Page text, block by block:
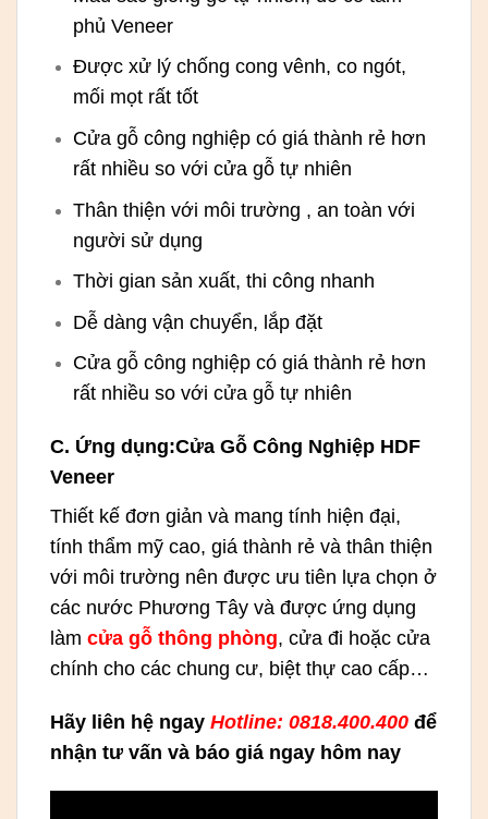
phủ Veneer
Được xử lý chống cong vênh, co ngót,
mối mọt rất tốt
Cửa gỗ công nghiệp có giá thành rẻ hơn
rất nhiều so với cửa gỗ tự nhiên
Thân thiện với môi trường , an toàn với
người sử dụng
Thời gian sản xuất, thi công nhanh
Dễ dàng vận chuyển, lắp đặt
Cửa gỗ công nghiệp có giá thành rẻ hơn
rất nhiều so với cửa gỗ tự nhiên
C. Ứng dụng:Cửa Gỗ Công Nghiệp HDF
Veneer
Thiết kế đơn giản và mang tính hiện đại,
tính thẩm mỹ cao, giá thành rẻ và thân thiện
với môi trường nên được ưu tiên lựa chọn ở
các nước Phương Tây và được ứng dụng
làm cửa gỗ thông phòng, cửa đi hoặc cửa
chính cho các chung cư, biệt thự cao cấp…
Hãy liên hệ ngay Hotline: 0818.400.400 để
nhận tư vấn và báo giá ngay hôm nay